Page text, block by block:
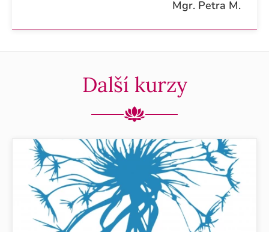
Mgr. Petra M.
Další kurzy